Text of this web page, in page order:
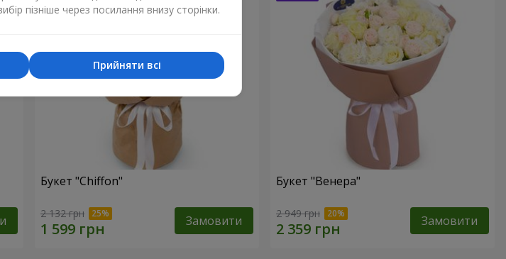
Букет "Chiffon"
2 132 грн Замовити
Букет "Венера"
2 949 грн Замовити
пізніше через посилання внизу сторінки.
Прийняти всі